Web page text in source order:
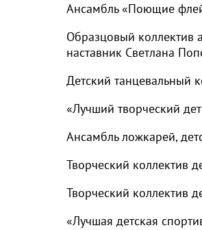
Ансамбль «Поющие
Образцовый коллектив
наставник Светлана
Детский танцевальный
«Лучший творческий
Ансамбль ложкарей,
Творческий коллектив
Творческий коллектив
«Лучшая детская